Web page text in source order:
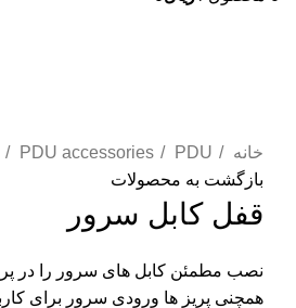
خانه
PDU
PDU accessories
بازگشت به محصولات
قفل کابل سرور
همچنی پریز ها ورودی سرور برای